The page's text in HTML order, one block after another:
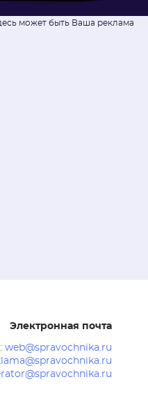
Электронная почта
web@spravochnika.ru